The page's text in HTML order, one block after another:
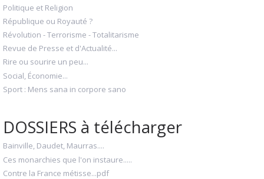
Politique et Religion
République ou Royauté ?
Révolution - Terrorisme - Totalitarisme
Revue de Presse et d'Actualité...
Rire ou sourire un peu...
Social, Économie...
Sport : Mens sana in corpore sano
DOSSIERS à télécharger
Bainville, Daudet, Maurras....
Ces monarchies que l'on instaure.....
Contre la France métisse...pdf